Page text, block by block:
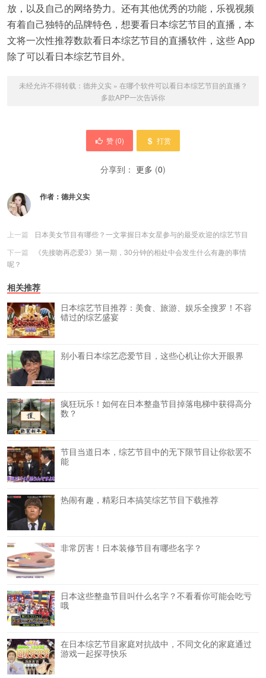
放，以及自己的网络势力。还有其他优秀的功能，乐视视频
有着自己独特的品牌特色，想要看日本综艺节目的直播，本
文将一次性推荐数款看日本综艺节目的直播软件，这些 App
除了可以看日本综艺节目外。
未经允许不得转载： 德井义实 » 在哪个软件可以看日本综艺节目的直播？
多款APP一次告诉你
赞 (0) 打赏
分享到： 更多 (0)
作者： 德井义实
上一篇
日本美女节目有哪些？一文掌握日本女星参与的最受欢迎的综艺节目
下一篇
《先接吻再恋爱3》第一期，30分钟的相处中会发生什么有趣的事情
呢？
相关推荐
日本综艺节目推荐：美食、旅游、娱乐全搜罗！不容
错过的综艺盛宴
别小看日本综艺恋爱节目，这些心机让你大开眼界
疯狂玩乐！如何在日本整蛊节目掉落电梯中获得高分
数？
节目当道日本，综艺节目中的无下限节目让你欲罢不
能
热闹有趣，精彩日本搞笑综艺节目下载推荐
非常厉害！日本装修节目有哪些名字？
日本这些整蛊节目叫什么名字？不看看你可能会吃亏
哦
在日本综艺节目家庭对抗战中，不同文化的家庭通过
游戏一起探寻快乐